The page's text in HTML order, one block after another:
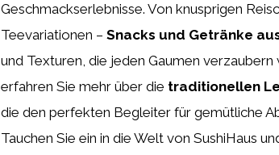
Geschmackserlebnisse. Von knusprigen
Teevariationen – Snacks und Getränke
und Texturen, die jeden Gaumen verzaubern
erfahren Sie mehr über die traditionellen
die den perfekten Begleiter für gemütliche
Tauchen Sie ein in die Welt von SushiHaus